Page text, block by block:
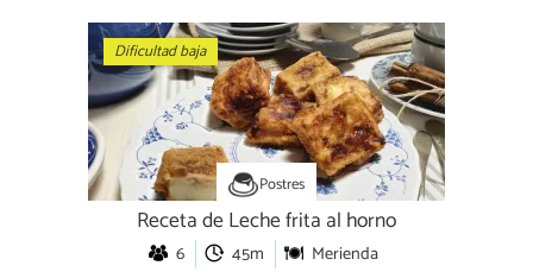
Dificultad baja
Postres
Receta de Leche frita al horno
6 45m Merienda